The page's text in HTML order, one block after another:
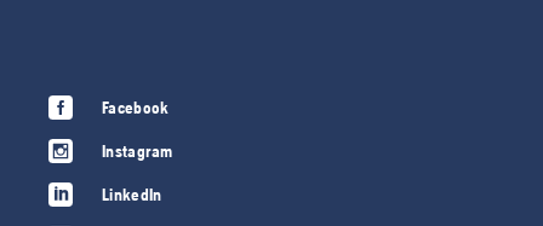
Facebook
Instagram
LinkedIn